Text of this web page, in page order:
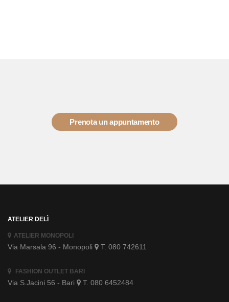
Prenota un appuntamento
ATELIER DELÌ
ATELIER MONOPOLI
Via Marsala 96 - Monopoli T. 080 742611
FASHION OUTLET BARI
Via S.Jacini 56 - Bari T. 080 6452484